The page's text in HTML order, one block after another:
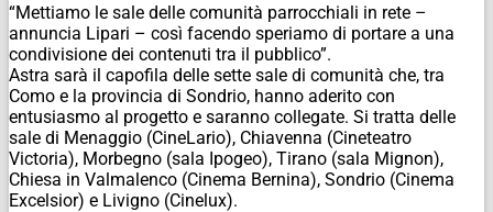
“Mettiamo le sale delle comunità parrocchiali in rete –
annuncia Lipari – così facendo speriamo di portare a una
condivisione dei contenuti tra il pubblico”.
Astra sarà il capofila delle sette sale di comunità che, tra
Como e la provincia di Sondrio, hanno aderito con
entusiasmo al progetto e saranno collegate. Si tratta delle
sale di Menaggio (CineLario), Chiavenna (Cineteatro
Victoria), Morbegno (sala Ipogeo), Tirano (sala Mignon),
Chiesa in Valmalenco (Cinema Bernina), Sondrio (Cinema
Excelsior) e Livigno (Cinelux).